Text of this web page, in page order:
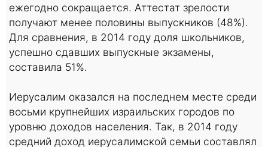
ежегодно сокращается. Аттестат зрелости
получают менее половины выпускников (48%).
Для сравнения, в 2014 году доля школьников,
успешно сдавших выпускные экзамены,
составила 51%.
Иерусалим оказался на последнем месте среди
восьми крупнейших израильских городов по
уровню доходов населения. Так, в 2014 году
средний доход иерусалимской семьи составлял